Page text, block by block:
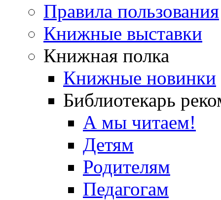
Правила пользования
Книжные выставки
Книжная полка
Книжные новинки
Библиотекарь
А мы читаем!
Детям
Родителям
Педагогам